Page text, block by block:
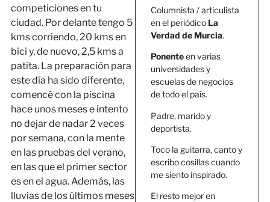
competiciones en tu
ciudad. Por delante tengo 5
kms corriendo, 20 kms en
bici y, de nuevo, 2,5 kms a
patita. La preparación para
este día ha sido diferente,
comencé con la piscina
hace unos meses e intento
no dejar de nadar 2 veces
por semana, con la mente
en las pruebas del verano,
en las que el primer sector
es en el agua. Además, las
lluvias de los últimos meses
Columnista / articulista
en el periódico La
Verdad de Murcia.
Ponenteen varias
universidades y
escuelas de negocios
de todo el país.
Padre, marido y
deportista.
Toco la guitarra, canto y
escribo cosillas cuando
me siento inspirado.
El resto mejor en